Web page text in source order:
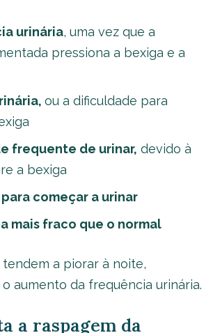
urinária, uma vez que a
pressiona a bexiga e a
ou a dificuldade para
frequente de urinar, devido à
a bexiga
começar a urinar
mais fraco que o normal
tendem a piorar à noite,
aumento da frequência urinária.
a raspagem da